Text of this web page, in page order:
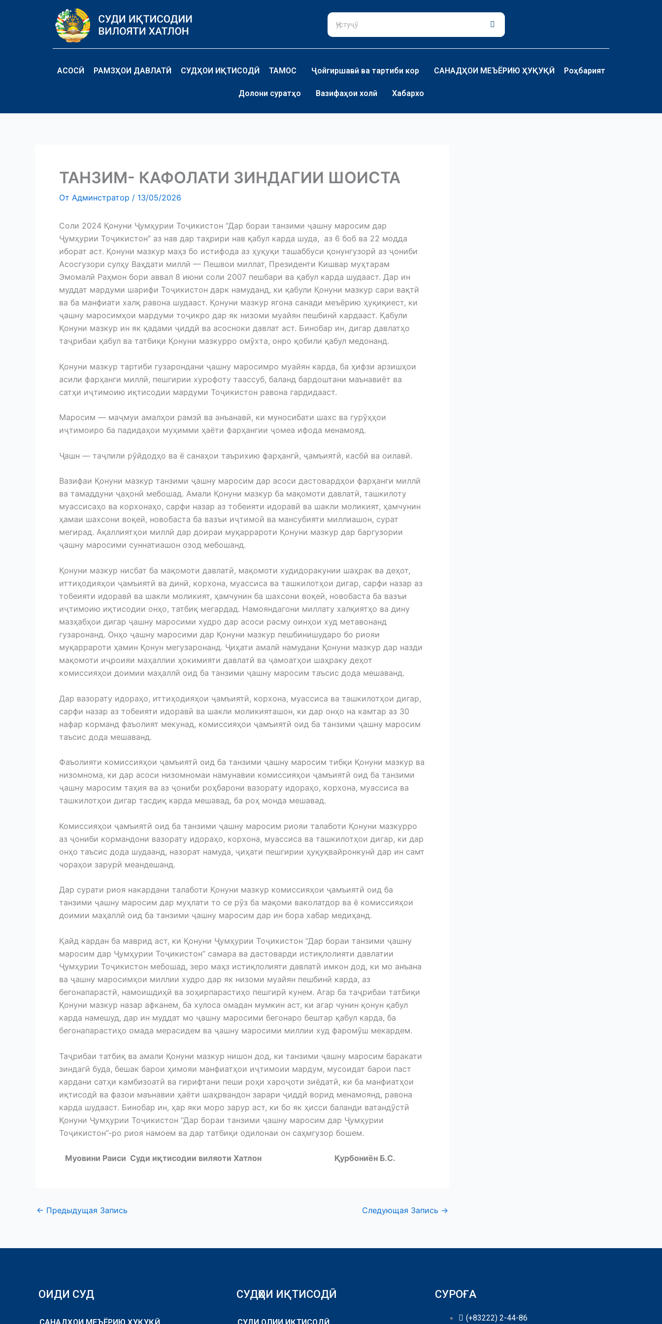
Поиск
АСОСӢ РАМЗҲОИ ДАВЛАТӢ СУДҲОИ ИҚТИСОДӢ ТАМОС Ҷойгиршавӣ ва тартиби кор САНАДҲОИ МЕЪЁРИЮ ҲУҚУҚӢ Роҳбарият
Долони суратҳо Вазифаҳои холӣ Хабархо
ТАНЗИМ- КАФОЛАТИ ЗИНДАГИИ ШОИСТА
От Админстратор / 13/05/2026
Соли 2024 Қонуни Ҷумҳурии Тоҷикистон “Дар бораи танзими ҷашну маросим дар
Ҷумҳурии Тоҷикистон” аз нав дар таҳрири нав қабул карда шуда, аз 6 боб ва 22 модда
иборат аст. Қонуни мазкур маҳз бо истифода аз ҳуқуқи ташаббуси қонунгузорӣ аз ҷониби
Асосгузори сулҳу Ваҳдати миллӣ — Пешвои миллат, Президенти Кишвар муҳтарам
Эмомалӣ Раҳмон бори аввал 8 июни соли 2007 пешбари ва қабул карда шудааст. Дар ин
муддат мардуми шарифи Тоҷикистон дарк намуданд, ки қабули Қонуни мазкур сари вақтӣ
ва ба манфиати халқ равона шудааст. Қонуни мазкур ягона санади меъёрию ҳуқиқиест, ки
ҷашну маросимҳои мардуми тоҷикро дар як низоми муайян пешбинӣ кардааст. Қабули
Қонуни мазкур ин як қадами ҷиддӣ ва асосноки давлат аст. Бинобар ин, дигар давлатҳо
таҷрибаи қабул ва татбиқи Қонуни мазкурро омӯхта, онро қобили қабул медонанд.
Қонуни мазкур тартиби гузарондани ҷашну маросимро муайян карда, ба ҳифзи арзишҳои
асили фарҳанги миллӣ, пешгирии хурофоту таассуб, баланд бардоштани маънавиёт ва
сатҳи иҷтимоию иқтисодии мардуми Тоҷикистон равона гардидааст.
Маросим — маҷмуи амалҳои рамзӣ ва анъанавӣ, ки муносибати шахс ва гурӯҳҳои
иҷтимоиро ба падидаҳои муҳимми ҳаёти фарҳангии ҷомеа ифода менамояд.
Ҷашн — таҷлили рӯйдодҳо ва ё санаҳои таърихию фарҳангӣ, ҷамъиятӣ, касбӣ ва оилавӣ.
Вазифаи Қонуни мазкур танзими ҷашну маросим дар асоси дастовардҳои фарҳанги миллӣ
ва тамаддуни ҷаҳонӣ мебошад. Амали Қонуни мазкур ба мақомоти давлатӣ, ташкилоту
муассисаҳо ва корхонаҳо, сарфи назар аз тобеияти идоравӣ ва шакли моликият, ҳамчунин
ҳамаи шахсони воқеӣ, новобаста ба вазъи иҷтимоӣ ва мансубияти миллиашон, сурат
мегирад. Ақаллиятҳои миллӣ дар доираи муқаррароти Қонуни мазкур дар баргузории
ҷашну маросими суннатиашон озод мебошанд.
Қонуни мазкур нисбат ба мақомоти давлатӣ, мақомоти худидоракунии шаҳрак ва деҳот,
иттиҳодияҳои ҷамъиятӣ ва динӣ, корхона, муассиса ва ташкилотҳои дигар, сарфи назар аз
тобеияти идоравӣ ва шакли моликият, ҳамчунин ба шахсони воқеӣ, новобаста ба вазъи
иҷтимоию иқтисодии онҳо, татбиқ мегардад. Намояндагони миллату халқиятҳо ва дину
мазҳабҳои дигар ҷашну маросими худро дар асоси расму оинҳои худ метавонанд
гузаронанд. Онҳо ҷашну маросими дар Қонуни мазкур пешбинишударо бо риояи
муқаррароти ҳамин Қонун мегузаронанд. Ҷиҳати амалӣ намудани Қонуни мазкур дар назди
мақомоти иҷроияи маҳаллии ҳокимияти давлатӣ ва ҷамоатҳои шаҳраку деҳот
комиссияҳои доимии маҳаллӣ оид ба танзими ҷашну маросим таъсис дода мешаванд.
Дар вазорату идораҳо, иттиҳодияҳои ҷамъиятӣ, корхона, муассиса ва ташкилотҳои дигар,
сарфи назар аз тобеияти идоравӣ ва шакли моликияташон, ки дар онҳо на камтар аз 30
нафар корманд фаъолият мекунад, комиссияҳои ҷамъиятӣ оид ба танзими ҷашну маросим
таъсис дода мешаванд.
Фаъолияти комиссияҳои ҷамъиятӣ оид ба танзими ҷашну маросим тибқи Қонуни мазкур ва
низомнома, ки дар асоси низомномаи намунавии комиссияҳои ҷамъиятӣ оид ба танзими
ҷашну маросим таҳия ва аз ҷониби роҳбарони вазорату идораҳо, корхона, муассиса ва
ташкилотҳои дигар тасдиқ карда мешавад, ба роҳ монда мешавад.
Комиссияҳои ҷамъиятӣ оид ба танзими ҷашну маросим риояи талаботи Қонуни мазкурро
аз ҷониби кормандони вазорату идораҳо, корхона, муассиса ва ташкилотҳои дигар, ки дар
онҳо таъсис дода шудаанд, назорат намуда, ҷиҳати пешгирии ҳуқуқвайронкунӣ дар ин самт
чораҳои зарурӣ меандешанд.
Дар сурати риоя накардани талаботи Қонуни мазкур комиссияҳои ҷамъиятӣ оид ба
танзими ҷашну маросим дар муҳлати то се рӯз ба мақоми ваколатдор ва ё комиссияҳои
доимии маҳаллӣ оид ба танзими ҷашну маросим дар ин бора хабар медиҳанд.
Қайд кардан ба маврид аст, ки Қонуни Ҷумҳурии Тоҷикистон “Дар бораи танзими ҷашну
маросим дар Ҷумҳурии Тоҷикистон” самара ва дастоварди истиқлолияти давлатии
Ҷумҳурии Тоҷикистон мебошад, зеро маҳз истиқлолияти давлатӣ имкон дод, ки мо анъана
ва ҷашну маросимҳои миллии худро дар як низоми муайян пешбинӣ карда, аз
бегонапарастӣ, намоишдиҳӣ ва зоҳирпарастиҳо пешгирӣ кунем. Агар ба таҷрибаи татбиқи
Қонуни мазкур назар афканем, ба хулоса омадан мумкин аст, ки агар чунин қонун қабул
карда намешуд, дар ин муддат мо ҷашну маросими бегонаро бештар қабул карда, ба
бегонапарастиҳо омада мерасидем ва ҷашну маросими миллии худ фаромӯш мекардем.
Таҷрибаи татбиқ ва амали Қонуни мазкур нишон дод, ки танзими ҷашну маросим баракати
зиндагӣ буда, бешак барои ҳимояи манфиатҳои иҷтимоии мардум, мусоидат барои паст
кардани сатҳи камбизоатӣ ва гирифтани пеши роҳи хароҷоти зиёдатӣ, ки ба манфиатҳои
иқтисодӣ ва фазои маънавии ҳаёти шаҳрвандон зарари ҷиддӣ ворид менамоянд, равона
карда шудааст. Бинобар ин, ҳар яки моро зарур аст, ки бо як ҳисси баланди ватандӯстӣ
Қонуни Ҷумҳурии Тоҷикистон “Дар бораи танзими ҷашну маросим дар Ҷумҳурии
Тоҷикистон”-ро риоя намоем ва дар татбиқи одилонаи он саҳмгузор бошем.
Муовини Раиси Суди иқтисодии виляоти Хатлон Қурбониён Б.С.
← Предыдущая Запись Следующая Запись →
ОИДИ СУД СУДҲОИ ИҚТИСОДӢ СУРОҒА
(+83222) 2-44-86